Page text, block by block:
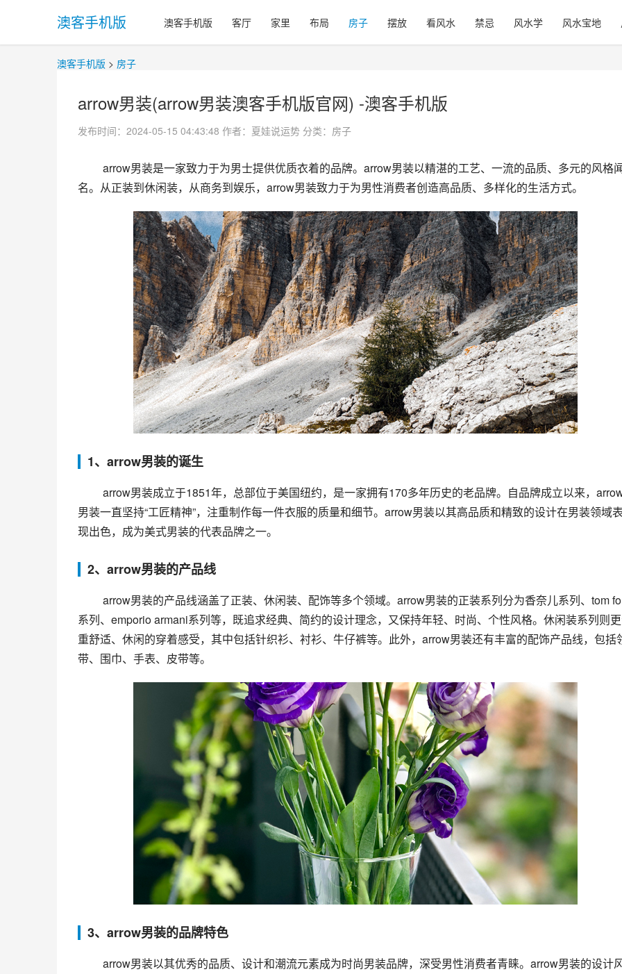
澳客手机版 澳客手机版 客厅 家里 布局 房子 摆放 看风水 禁忌 风水学 风水宝地
澳客手机版 > 房子
arrow男装(arrow男装澳客手机版官网) -澳客手机版
发布时间：2024-05-15 04:43:48 作者：夏娃说运势 分类： 房子
名。从正装到休闲装，从商务到娱乐，arrow男装致力于为男性消费者创造高品质、多样化的生活方式。
1、arrow男装的诞生
男装一直坚持“工匠精神”，注重制作每一件衣服的质量和细节。arrow男装以其高品质和精致的设计在男装领域
现出色，成为美式男装的代表品牌之一。
2、arrow男装的产品线
系列、emporio armani系列等，既追求经典、简约的设计理念，又保持年轻、时尚、个性风格。休闲装系列则
重舒适、休闲的穿着感受，其中包括针织衫、衬衫、牛仔裤等。此外，arrow男装还有丰富的配饰产品线，包括
带、围巾、手表、皮带等。
3、arrow男装的品牌特色